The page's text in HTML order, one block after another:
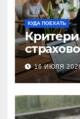
КУДА ПОЕХАТЬ
году:
16 ИЮЛЯ